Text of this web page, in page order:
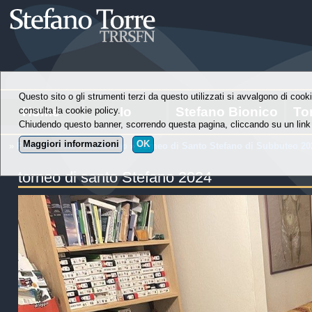
Home Io Stefano Bionico
Punti di Vista »Subbuteo »Torneo di Santo Stefano di Subbuteo
torneo di santo Stefano 2024
Questo sito o gli strumenti terzi da questo utilizzati si avvalgono di
consulta la cookie policy.
Chiudendo questo banner, scorrendo questa pagina, cliccando su un
Maggiori informazioni
OK